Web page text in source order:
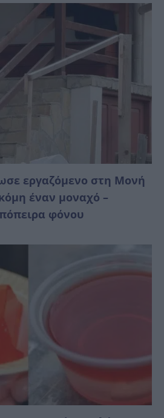
εργαζόμενο στη Μονή
έναν μοναχό –
φόνου